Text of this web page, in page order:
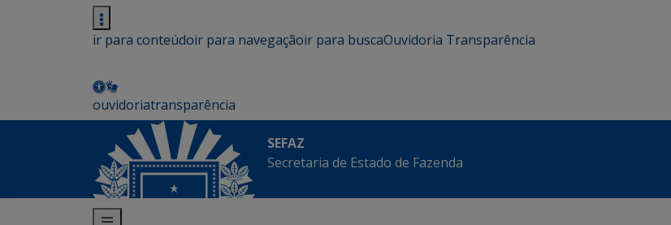
ir para conteúdoir para navegaçãoir para buscaOuvidoria Transparência
ouvidoriatransparência
SEFAZ
Secretaria de Estado de Fazenda